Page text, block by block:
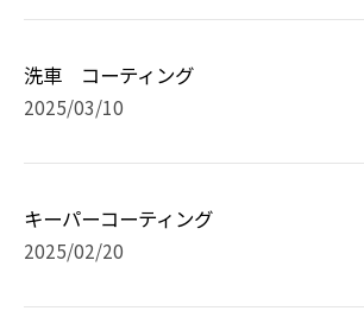
洗車 コーティング
2025/03/10
キーパーコーティング
2025/02/20